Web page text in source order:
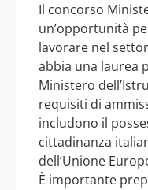
Il concorso
un’opportunità
lavorare nel
abbia una laurea
Ministero
requisiti di
includono il
cittadinanza
dell’Unione
È importante